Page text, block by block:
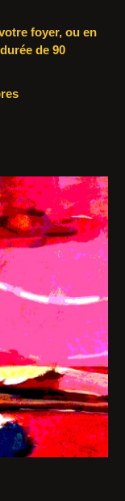
foyer, ou en
de 90